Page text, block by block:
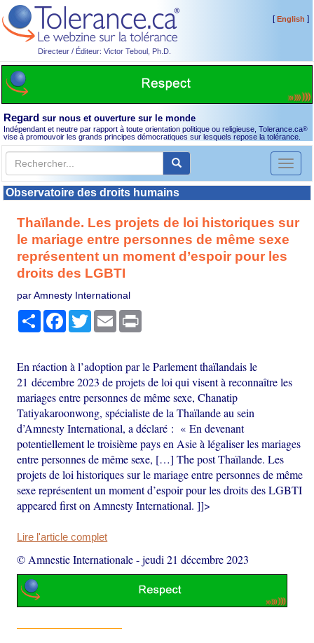
Directeur / Éditeur: Victor Teboul, Ph.D.
[English ]
Regard sur nous et ouverture sur le monde
Indépendant et neutre par rapport à toute orientation politique ou religieuse, Tolerance.ca®
vise à promouvoir les grands principes démocratiques sur lesquels repose la tolérance.
Toggle
Observatoire des droits humains
Thaïlande. Les projets de loi historiques sur
le mariage entre personnes de même sexe
représentent un moment d’espoir pour les
droits des LGBTI
par Amnesty International
PartagerFacebook
TwitterEmail
En réaction à l’adoption par le Parlement thaïlandais le
21 décembre 2023 de projets de loi qui visent à reconnaître les
mariages entre personnes de même sexe, Chanatip
Tatiyakaroonwong, spécialiste de la Thaïlande au sein
d’Amnesty International, a déclaré : « En devenant
potentiellement le troisième pays en Asie à légaliser les mariages
entre personnes de même sexe, […] The post Thaïlande. Les
projets de loi historiques sur le mariage entre personnes de même
sexe représentent un moment d’espoir pour les droits des LGBTI
appeared first on Amnesty International. ]]>
Lire l'article complet
© Amnestie Internationale-jeudi 21 décembre 2023